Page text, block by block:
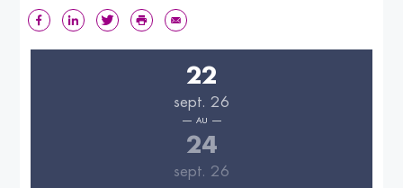
22
sept. 26
AU
24
sept. 26